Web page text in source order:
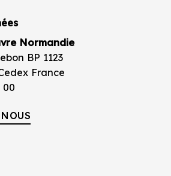
Normandie
BP 1123
France
00